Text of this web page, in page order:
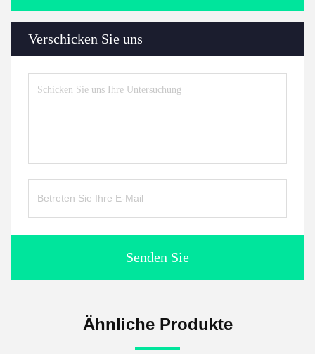
Verschicken Sie uns
Senden Sie
Ähnliche Produkte